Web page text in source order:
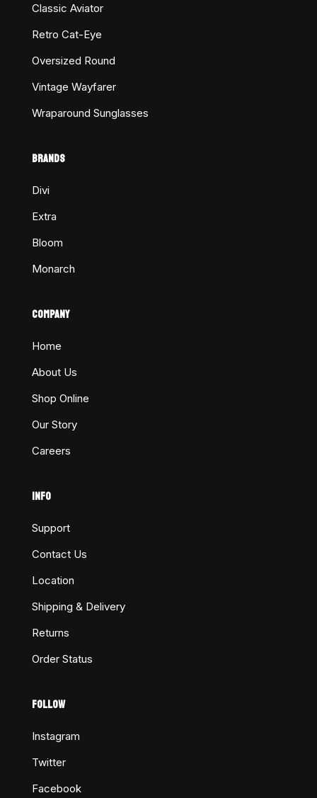
Classic Aviator
Retro Cat-Eye
Oversized Round
Vintage Wayfarer
Wraparound Sunglasses
BRANDS
Divi
Extra
Bloom
Monarch
COMPANY
Home
About Us
Shop Online
Our Story
Careers
INFO
Support
Contact Us
Location
Shipping & Delivery
Returns
Order Status
FOLLOW
Instagram
Twitter
Facebook